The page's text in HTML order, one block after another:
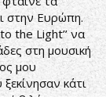
στην Ευρώπη.
the Light’’ να
στη μουσική
μου
κάτι